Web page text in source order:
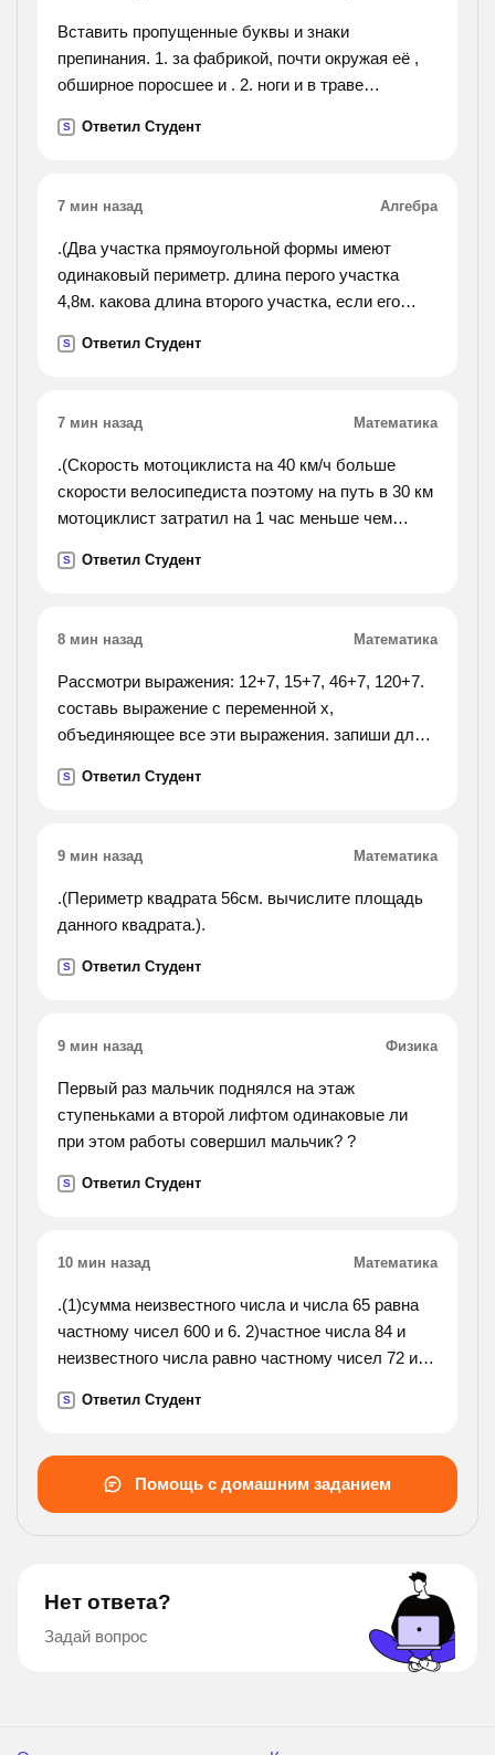
Вставить пропущенные буквы и знаки
препинания. 1. за фабрикой, почти окружая её ,
обширное поросшее и . 2. ноги и в траве
страницу снегом странные звуки идущие не то со
6. в обед прибежал и счастливый федя мазин. 7.
и возвращаюсь я к сумеркам в усадьбу.
S Ответил Студент
7 мин назад Алгебра
.(Два участка прямоугольной формы имеют
одинаковый периметр. длина перого участка
4,8м. какова длина второго участка, если его
S Ответил Студент
7 мин назад Математика
.(Скорость мотоциклиста на 40 км/ч больше
скорости велосипедиста поэтому на путь в 30 км
мотоциклист затратил на 1 час меньше чем
времени велосипедист).
S Ответил Студент
8 мин назад Математика
Рассмотри выражения: 12+7, 15+7, 46+7, 120+7.
составь выражение с переменной х,
объединяющее все эти выражения. запиши для
S Ответил Студент
9 мин назад Математика
.(Периметр квадрата 56см. вычислите площадь
данного квадрата.).
S Ответил Студент
9 мин назад Физика
Первый раз мальчик поднялся на этаж
ступеньками а второй лифтом одинаковые ли
при этом работы совершил мальчик? ?
S Ответил Студент
10 мин назад Математика
.(1)сумма неизвестного числа и числа 65 равна
частному чисел 600 и 6. 2)частное числа 84 и
неизвестного числа равно частному чисел 72 и
сада ученики третьего класса посадили 96
посадил по 3 саженца, а каждый
второклассник-2.сколько всего учеников этих
S Ответил Студент
Помощь с домашним заданием
Нет ответа?
Задай вопрос